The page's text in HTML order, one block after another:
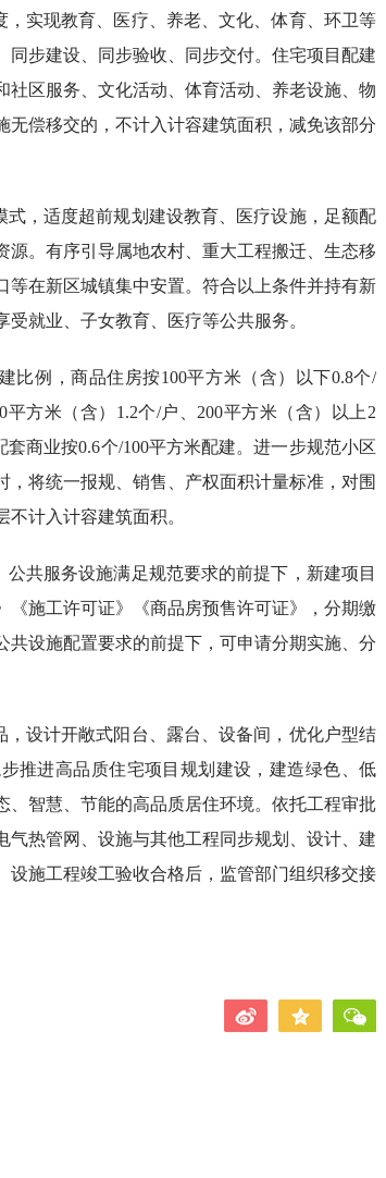
实现教育、医疗、养老、文化、体育、环卫等
步建设、同步验收、同步交付。住宅项目配建
社区服务、文化活动、体育活动、养老设施、物
无偿移交的，不计入计容建筑面积，减免该部分
，适度超前规划建设教育、医疗设施，足额配
。有序引导属地农村、重大工程搬迁、生态移
等在新区城镇集中安置。符合以上条件并持有新
就业、子女教育、医疗等公共服务。
比例，商品住房按100平方米（含）以下0.8个/
平方米（含）1.2个/户、200平方米（含）以上2
商业按0.6个/100平方米配建。进一步规范小区
将统一报规、销售、产权面积计量标准，对围
计入计容建筑面积。
共服务设施满足规范要求的前提下，新建项目
《施工许可证》《商品房预售许可证》，分期缴
设施配置要求的前提下，可申请分期实施、分
设计开敞式阳台、露台、设备间，优化户型结
推进高品质住宅项目规划建设，建造绿色、低
、智慧、节能的高品质居住环境。依托工程审批
气热管网、设施与其他工程同步规划、设计、建
设施工程竣工验收合格后，监管部门组织移交接